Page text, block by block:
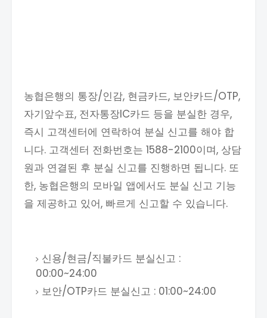
농협은행의 통장/인감, 현금카드, 보안카드/OTP,
자기앞수표, 전자통장IC카드 등을 분실한 경우,
즉시 고객센터에 연락하여 분실 신고를 해야 합
니다. 고객센터 전화번호는 1588-2100이며, 상담
원과 연결된 후 분실 신고를 진행하면 됩니다. 또
한, 농협은행의 모바일 앱에서도 분실 신고 기능
을 제공하고 있어, 빠르게 신고할 수 있습니다.
신용/현금/직불카드 분실신고 :
00:00~24:00
보안/OTP카드 분실신고 : 01:00~24:00